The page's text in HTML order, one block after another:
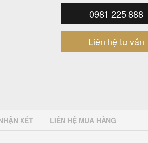
0981 225 888
Liên hệ tư vấn
XÉT LIÊN HỆ MUA HÀNG